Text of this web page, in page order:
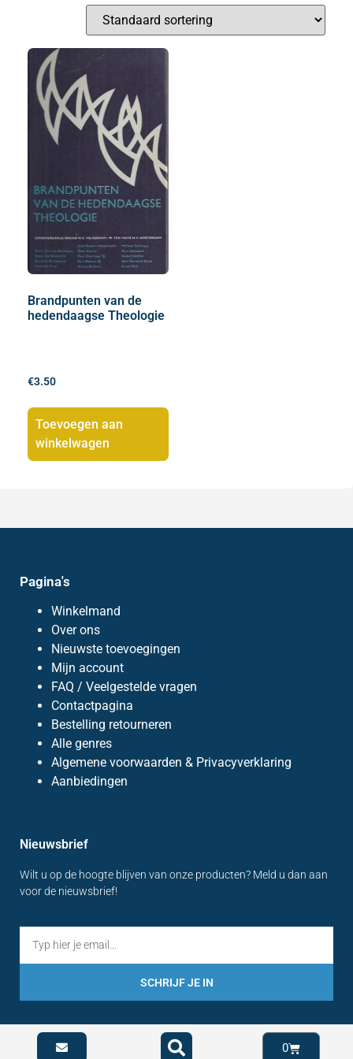
Brandpunten van de
hedendaagse Theologie
€3.50
Toevoegen aan
winkelwagen
Pagina's
Winkelmand
Over ons
Nieuwste toevoegingen
Mijn account
FAQ / Veelgestelde vragen
Contactpagina
Bestelling retourneren
Alle genres
Algemene voorwaarden & Privacyverklaring
Aanbiedingen
Nieuwsbrief
Wilt u op de hoogte blijven van onze producten? Meld u dan aan
voor de nieuwsbrief!
SCHRIJF JE IN
0